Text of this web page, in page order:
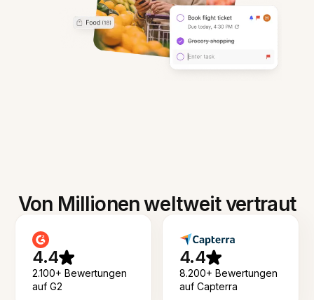
Von Millionen weltweit vertraut
4.4
2.100+ Bewertungen
auf G2
4.4
8.200+ Bewertungen
auf Capterra